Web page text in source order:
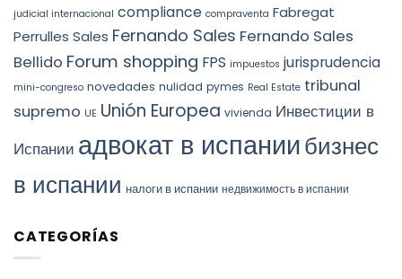
judicial internacional compliance compraventa Fabregat
Perrulles Sales Fernando Sales Fernando Sales
Bellido Forum shopping FPS impuestos jurisprudencia
mini-congreso novedades nulidad pymes Real Estate tribunal
supremo UE Unión Europea vivienda Инвестиции в
Испании адвокат в испаниибизнес
в испании налоги в испании недвижимость в испании
CATEGORÍAS